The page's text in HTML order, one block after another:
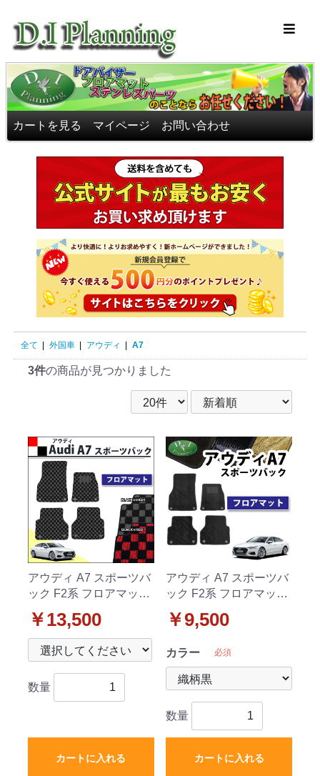
カートを見る マイページ お問い合わせ
全て | 外国車 | アウディ | A7
3件の商品が見つかりました
アウディ A7 スポーツバ
ック F2系 フロアマット
シリーズ 社外新品
￥13,500
数量
カートに入れる
アウディ A7 スポーツバ
ック F2系 フロアマット
￥9,500
カラー 必須
数量
カートに入れる